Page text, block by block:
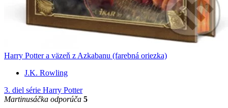
Harry Potter a väzeň z Azkabanu (farebná oriezka)
J.K. Rowling
3. diel série Harry Potter
Martinusáčka odporúča 5